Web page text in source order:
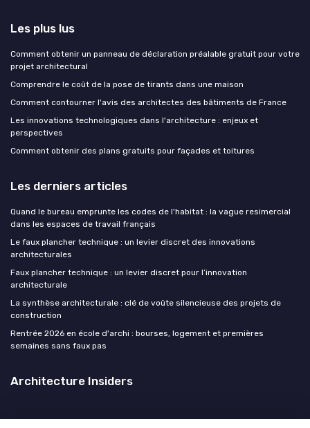
Les plus lus
Comment obtenir un panneau de déclaration préalable gratuit pour votre
projet architectural
Comprendre le coût de la pose de tirants dans une maison
Comment contourner l'avis des architectes des bâtiments de France
Les innovations technologiques dans l'architecture : enjeux et
perspectives
Comment obtenir des plans gratuits pour façades et toitures
Les derniers articles
Quand le bureau emprunte les codes de l'habitat : la vague resimercial
dans les espaces de travail français
Le faux plancher technique : un levier discret des innovations
architecturales
Faux plancher technique : un levier discret pour l’innovation
architecturale
La synthèse architecturale : clé de voûte silencieuse des projets de
construction
Rentrée 2026 en école d'archi : bourses, logement et premières
semaines sans faux pas
Architecture Insiders